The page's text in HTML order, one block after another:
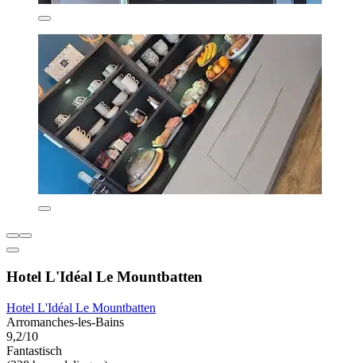
Hotel L'Idéal Le Mountbatten
Hotel L'Idéal Le Mountbatten
Arromanches-les-Bains
9,2/10
Fantastisch